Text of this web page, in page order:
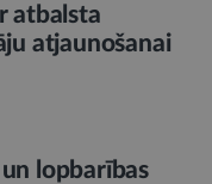
atbalsta
atjaunošanai
lopbarības